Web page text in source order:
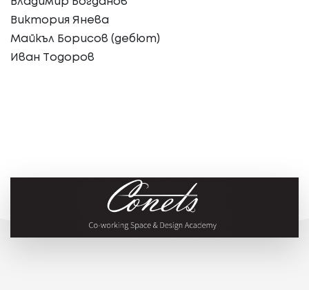
Виктория Янева
Майкъл Борисов (дебют)
Иван Тодоров